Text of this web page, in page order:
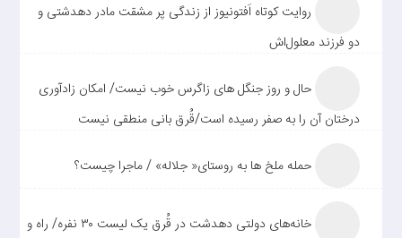
روایت کوتاه اَفتونیوز از زندگی پر مشقت مادر دهدشتی و
دو فرزند معلول‌اش
حال و روز جنگل های زاگرس خوب نیست/ امکان زادآوری
درختان آن را به صفر رسیده است/قُرق بانی منطقی نیست
حمله ملخ ها به روستای« جلاله» / ماجرا چیست؟
خانه‌های دولتی دهدشت در قُرق یک لیست ۳۰ نفره/ راه و